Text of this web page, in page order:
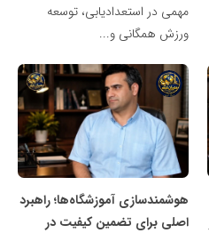
مهمی در استعدادیابی، توسعه
ورزش همگانی و...
هوشمندسازی آموزشگاه‌ها؛ راهبرد
اصلی برای تضمین کیفیت در
شبکه
خبری
مدیران
نابغه